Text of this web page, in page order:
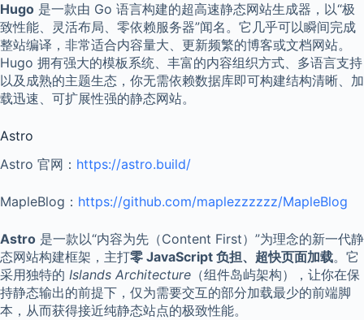
Hugo 是一款由 Go 语言构建的超高速静态网站生成器，以“极
致性能、灵活布局、零依赖服务器”闻名。它几乎可以瞬间完成
整站编译，非常适合内容量大、更新频繁的博客或文档网站。
Hugo 拥有强大的模板系统、丰富的内容组织方式、多语言支持
以及成熟的主题生态，你无需依赖数据库即可构建结构清晰、加
载迅速、可扩展性强的静态网站。
Astro
Astro 官网： https://astro.build/
MapleBlog： https://github.com/maplezzzzzz/MapleBlog
Astro 是一款以“内容为先（Content First）”为理念的新一代静
态网站构建框架，主打零 JavaScript 负担、超快页面加载。它
采用独特的 Islands Architecture （组件岛屿架构），让你在保
持静态输出的前提下，仅为需要交互的部分加载最少的前端脚
本，从而获得接近纯静态站点的极致性能。